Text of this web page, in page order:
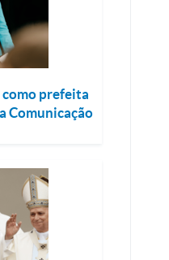
como prefeita
Comunicação